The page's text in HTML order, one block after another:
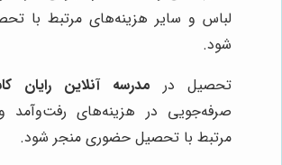
لباس و سایر هزینه‌های مرتبط با
شود.
تحصیل در مدرسه آنلاین رایان
صرفه‌جویی در هزینه‌های رفت‌وآمد
مرتبط با تحصیل حضوری منجر شود.